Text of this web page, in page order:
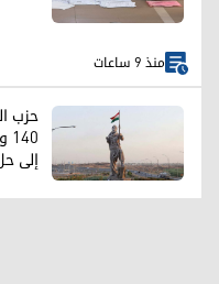
منذ 9 ساعات
حزب
إلى